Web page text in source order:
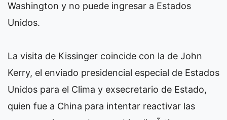
Washington y no puede ingresar a Estados
Unidos.
La visita de Kissinger coincide con la de John
Kerry, el enviado presidencial especial de Estados
Unidos para el Clima y exsecretario de Estado,
quien fue a China para intentar reactivar las